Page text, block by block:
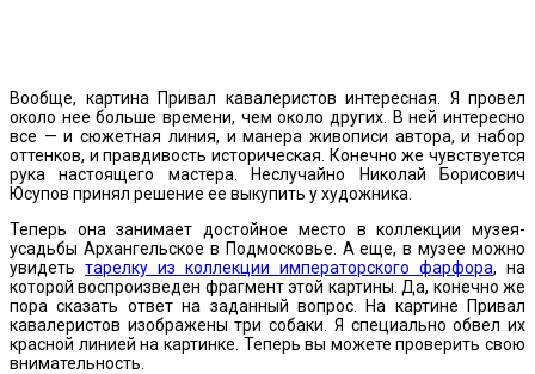
Вообще, картина Привал кавалеристов интересная. Я провел
около нее больше времени, чем около других. В ней интересно
все — и сюжетная линия, и манера живописи автора, и набор
оттенков, и правдивость историческая. Конечно же чувствуется
рука настоящего мастера. Неслучайно Николай Борисович
Юсупов принял решение ее выкупить у художника.
Теперь она занимает достойное место в коллекции музея-
усадьбы Архангельское в Подмосковье. А еще, в музее можно
увидеть тарелку из коллекции императорского фарфора, на
которой воспроизведен фрагмент этой картины. Да, конечно же
пора сказать ответ на заданный вопрос. На картине Привал
кавалеристов изображены три собаки. Я специально обвел их
красной линией на картинке. Теперь вы можете проверить свою
внимательность.